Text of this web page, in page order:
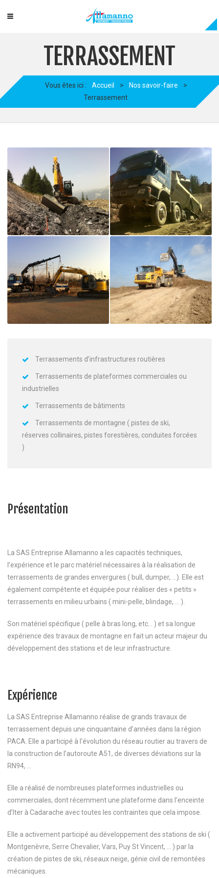
TERRASSEMENT
Vous êtes ici : Accueil > Nos savoir-faire
>
Terrassement
Terrassements d’infrastructures routières
Terrassements de plateformes commerciales ou
industrielles
Terrassements de bâtiments
Terrassements de montagne ( pistes de ski,
réserves collinaires, pistes forestières, conduites forcées
)
Présentation
La SAS Entreprise Allamanno a les capacités techniques,
l’expérience et le parc matériel nécessaires à la réalisation de
terrassements de grandes envergures ( bull, dumper, …). Elle est
également compétente et équipée pour réaliser des « petits »
terrassements en milieu urbains ( mini-pelle, blindage, … ).
Son matériel spécifique ( pelle à bras long, etc… ) et sa longue
expérience des travaux de montagne en fait un acteur majeur du
développement des stations et de leur infrastructure.
Expérience
La SAS Entreprise Allamanno réalise de grands travaux de
terrassement depuis une cinquantaine d’années dans la région
PACA. Elle a participé à l’évolution du réseau routier au travers de
la construction de l’autoroute A51, de diverses déviations sur la
RN94, …
Elle a réalisé de nombreuses plateformes industrielles ou
commerciales, dont récemment une plateforme dans l’enceinte
d’Iter à Cadarache avec toutes les contraintes que cela impose.
Elle a activement participé au développement des stations de ski (
Montgenèvre, Serre Chevalier, Vars, Puy St Vincent, … ) par la
création de pistes de ski, réseaux neige, génie civil de remontées
mécaniques.